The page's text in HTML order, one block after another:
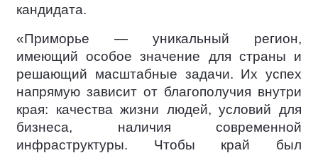
кандидата.
«Приморье — уникальный регион,
имеющий особое значение для страны и
решающий масштабные задачи. Их успех
напрямую зависит от благополучия внутри
края: качества жизни людей, условий для
бизнеса, наличия современной
инфраструктуры. Чтобы край был